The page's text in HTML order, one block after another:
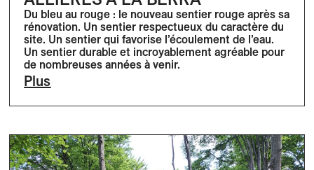
Du bleu au rouge : le nouveau sentier rouge après sa
rénovation. Un sentier respectueux du caractère du
site. Un sentier qui favorise l’écoulement de l’eau.
Un sentier durable et incroyablement agréable pour
de nombreuses années à venir.
Plus